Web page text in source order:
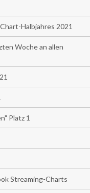
Halbjahres 2021
Woche an allen
Platz 1
Streaming-Charts